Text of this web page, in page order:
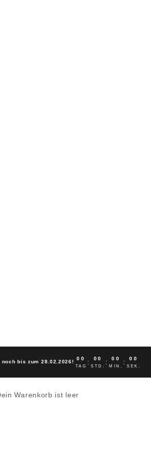
bis zum 28.02.2026!
00
TAG
: 00
STD.
: 00
MIN.
: 00
SEK.
Warenkorb ist leer
STANDARD SOCKEN